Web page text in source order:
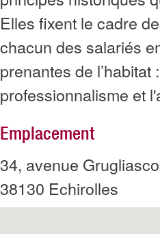
Elles fixent le cadre
chacun des salariés
prenantes de
professionnalisme et
Emplacement
34, avenue Grugliasco
38130 Echirolles